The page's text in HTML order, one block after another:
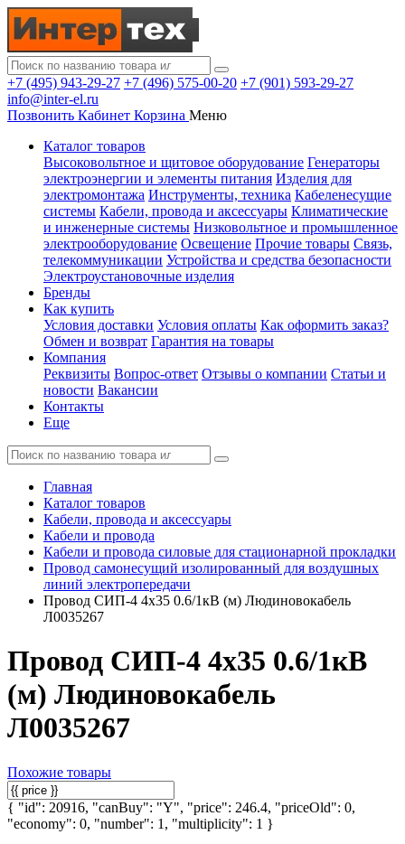
+7 (495) 943-29-27 +7 (496) 575-00-20 +7 (901) 593-29-27
info@inter-el.ru
Позвонить Кабинет Корзина Меню
Каталог товаров
Высоковольтное и щитовое оборудование Генераторы
электроэнергии и элементы питания Изделия для
электромонтажа Инструменты, техника Кабеленесущие
системы Кабели, провода и аксессуары Климатические
и инженерные системы Низковольтное и промышленное
электрооборудование Освещение Прочие товары Связь,
телекоммуникации Устройства и средства безопасности
Электроустановочные изделия
Бренды
Как купить
Условия доставки Условия оплаты Как оформить заказ?
Обмен и возврат Гарантия на товары
Компания
Реквизиты Вопрос-ответ Отзывы о компании Статьи и
новости Вакансии
Контакты
Еще
Главная
Каталог товаров
Кабели, провода и аксессуары
Кабели и провода
Кабели и провода силовые для стационарной прокладки
Провод самонесущий изолированный для воздушных
линий электропередачи
Провод СИП-4 4х35 0.6/1кВ (м) Людиновокабель
Л0035267
Провод СИП-4 4х35 0.6/1кВ
(м) Людиновокабель
Л0035267
Похожие товары
{ "id": 20916, "canBuy": "Y", "price": 246.4, "priceOld": 0,
"economy": 0, "number": 1, "multiplicity": 1 }